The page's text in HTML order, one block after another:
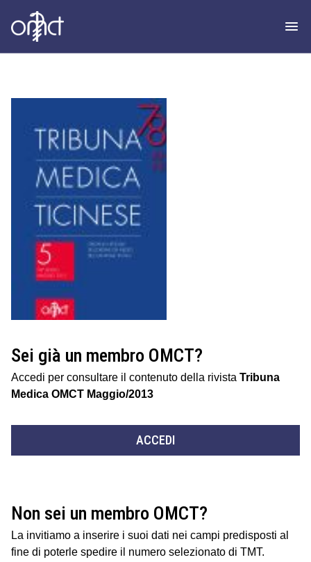
Sei già un membro OMCT?
Accedi per consultare il contenuto della rivista Tribuna
Medica OMCT Maggio/2013
ACCEDI
Non sei un membro OMCT?
La invitiamo a inserire i suoi dati nei campi predisposti al
fine di poterle spedire il numero selezionato di TMT.